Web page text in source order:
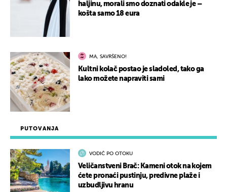
PUTOVANJA
VODIČ PO OTOKU
Veličanstveni Brač: Kameni otok na kojem
ćete pronaći pustinju, predivne plaže i
uzbudljivu hranu
haljinu, morali smo doznati odakle je –
košta samo 18 eura
MA, SAVRŠENO!
Kultni kolač postao je sladoled, tako ga
lako možete napraviti sami